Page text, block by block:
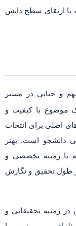
با ارتقای سطح دانش
و حیاتی در مسیر
موضوع با کیفیت و
اصلی برای انتخاب
دانشجو است. بهتر
با زمینه تخصصی و
طول تحقیق و نگارش
در زمینه تحقیقاتی و